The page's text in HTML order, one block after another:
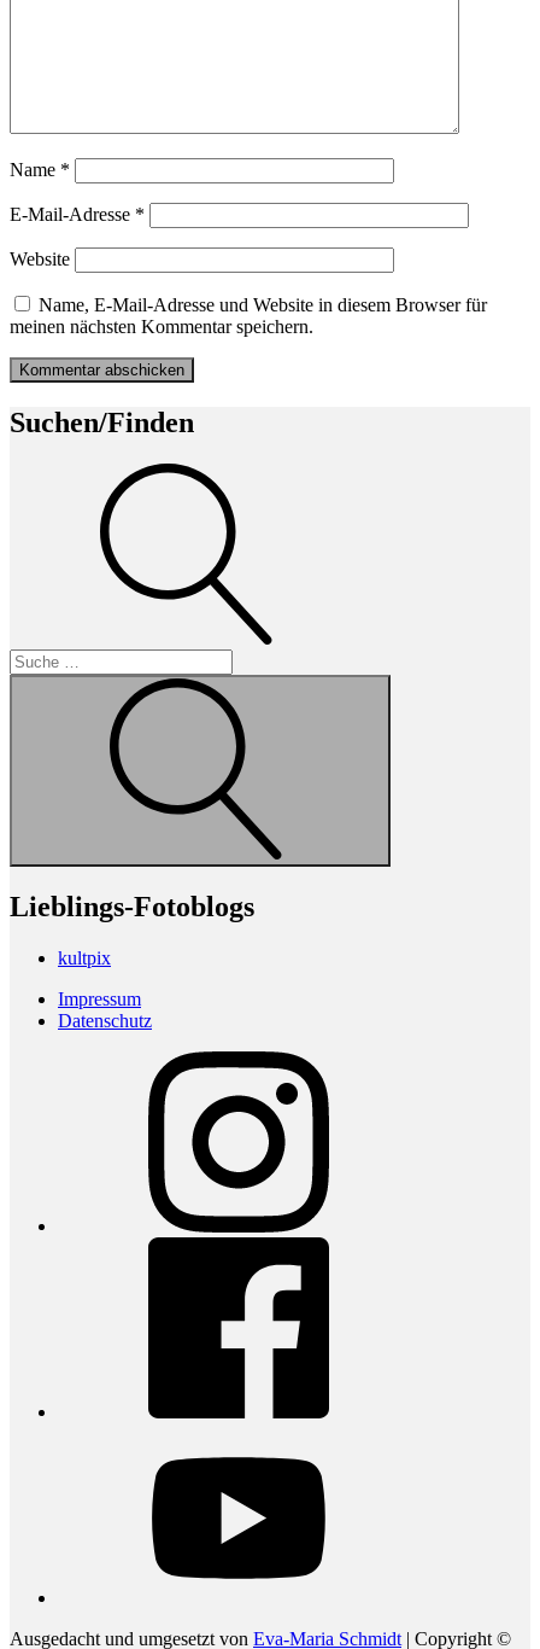
Name *
E-Mail-Adresse *
Website
Name, E-Mail-Adresse und Website in diesem Browser für
meinen nächsten Kommentar speichern.
Suchen/Finden
Lieblings-Fotoblogs
kultpix
Impressum
Datenschutz
Ausgedacht und umgesetzt von Eva-Maria Schmidt | Copyright ©